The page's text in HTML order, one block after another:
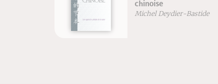
chinoise
Michel Deydier-Bastide